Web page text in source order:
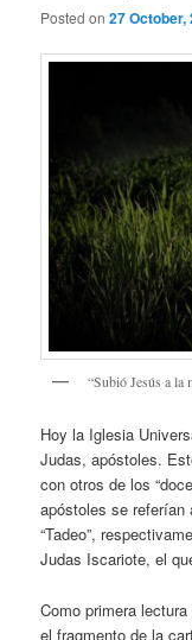
Posted on27 October,
“Subió Jesús a la
Hoy la Iglesia
Judas, apóstoles.
con otros de los
apóstoles se referían
“Tadeo”,
Judas Iscariote, el
Como primera
el fragmento de la